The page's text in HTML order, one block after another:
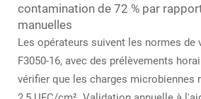
contamination de 72 % par
manuelles
Les opérateurs suivent les normes de
F3050-16, avec des prélèvements
vérifier que les charges microbiennes